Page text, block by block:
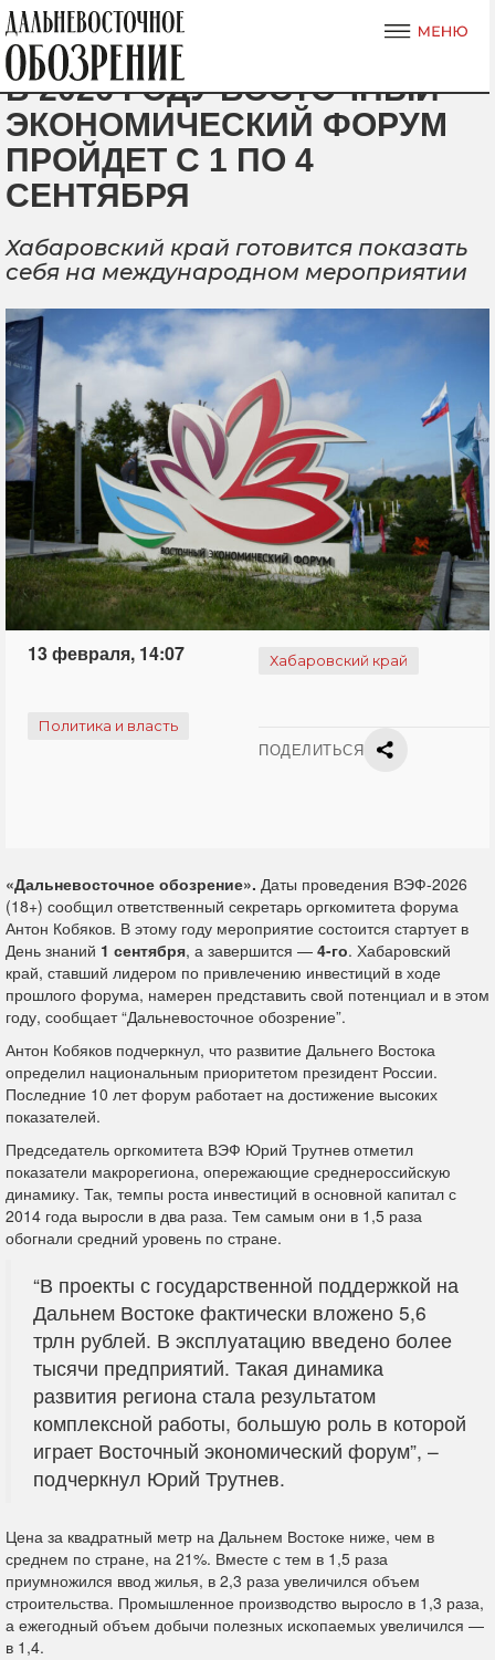
В 2026 ГОДУ ВОСТОЧНЫЙ
ЭКОНОМИЧЕСКИЙ ФОРУМ
ПРОЙДЕТ С 1 ПО 4
СЕНТЯБРЯ
Хабаровский край готовится показать
себя на международном мероприятии
13 февраля, 14:07 Хабаровский край
Политика и власть
ПОДЕЛИТЬСЯ
«Дальневосточное обозрение». Даты проведения ВЭФ-2026
(18+) сообщил ответственный секретарь оргкомитета форума
Антон Кобяков. В этому году мероприятие состоится стартует в
День знаний 1 сентября, а завершится — 4-го. Хабаровский
край, ставший лидером по привлечению инвестиций в ходе
прошлого форума, намерен представить свой потенциал и в этом
году, сообщает “Дальневосточное обозрение”.
Антон Кобяков подчеркнул, что развитие Дальнего Востока
определил национальным приоритетом президент России.
Последние 10 лет форум работает на достижение высоких
показателей.
Председатель оргкомитета ВЭФ Юрий Трутнев отметил
показатели макрорегиона, опережающие среднероссийскую
динамику. Так, темпы роста инвестиций в основной капитал с
2014 года выросли в два раза. Тем самым они в 1,5 раза
обогнали средний уровень по стране.
“В проекты с государственной поддержкой на
Дальнем Востоке фактически вложено 5,6
трлн рублей. В эксплуатацию введено более
тысячи предприятий. Такая динамика
развития региона стала результатом
комплексной работы, большую роль в которой
играет Восточный экономический форум”, –
подчеркнул Юрий Трутнев.
Цена за квадратный метр на Дальнем Востоке ниже, чем в
среднем по стране, на 21%. Вместе с тем в 1,5 раза
приумножился ввод жилья, в 2,3 раза увеличился объем
строительства. Промышленное производство выросло в 1,3 раза,
а ежегодный объем добычи полезных ископаемых увеличился —
в 1,4.